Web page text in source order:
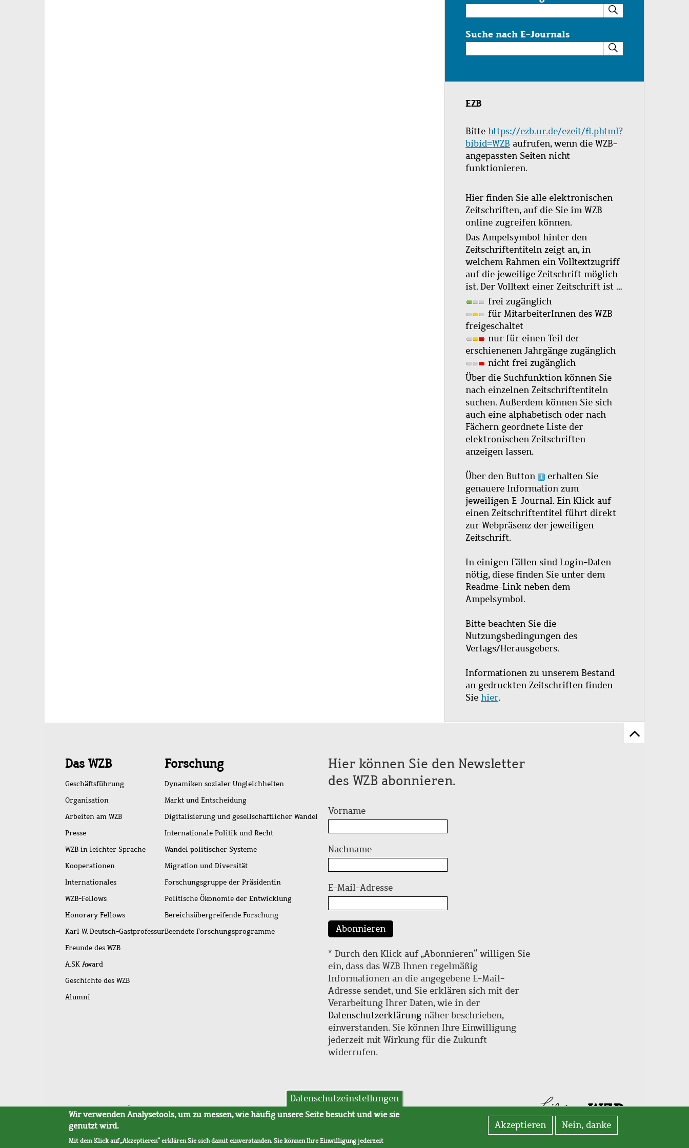
im
Katalog
Suche nach E-Journals
nach
Journals
EZB
Bitte https://ezb.ur.de/ezeit/fl.phtml?
bibid=WZB aufrufen, wenn die WZB-
angepassten Seiten nicht
funktionieren.
Hier finden Sie alle elektronischen
Zeitschriften, auf die Sie im WZB
online zugreifen können.
Das Ampelsymbol hinter den
Zeitschriftentiteln zeigt an, in
welchem Rahmen ein Volltextzugriff
auf die jeweilige Zeitschrift möglich
ist. Der Volltext einer Zeitschrift ist …
frei zugänglich
für MitarbeiterInnen des WZB
freigeschaltet
nur für einen Teil der
erschienenen Jahrgänge zugänglich
nicht frei zugänglich
Über die Suchfunktion können Sie
nach einzelnen Zeitschriftentiteln
suchen. Außerdem können Sie sich
auch eine alphabetisch oder nach
Fächern geordnete Liste der
elektronischen Zeitschriften
anzeigen lassen.
Über den Button
erhalten Sie
genauere Information zum
jeweiligen E-Journal. Ein Klick auf
einen Zeitschriftentitel führt direkt
zur Webpräsenz der jeweiligen
Zeitschrift.
In einigen Fällen sind Login-Daten
nötig, diese finden Sie unter dem
Readme-Link neben dem
Ampelsymbol.
Bitte beachten Sie die
Nutzungsbedingungen des
Verlags/Herausgebers.
Informationen zu unserem Bestand
an gedruckten Zeitschriften finden
Sie hier.
Zum
Schnellzugriff
Das WZB
Geschäftsführung
Organisation
Arbeiten am WZB
Presse
WZB in leichter Sprache
Kooperationen
Internationales
WZB-Fellows
Honorary Fellows
Karl W. Deutsch-Gastprofessur
Freunde des WZB
A.SK Award
Geschichte des WZB
Alumni
Forschung
Dynamiken sozialer Ungleichheiten
Markt und Entscheidung
Digitalisierung und gesellschaftlicher Wandel
Internationale Politik und Recht
Wandel politischer Systeme
Migration und Diversität
Forschungsgruppe der Präsidentin
Politische Ökonomie der Entwicklung
Bereichsübergreifende Forschung
Beendete Forschungsprogramme
Hier können Sie den Newsletter
des WZB abonnieren.
Vorname
Nachname
E-Mail-Adresse
Abonnieren
* Durch den Klick auf „Abonnieren“ willigen Sie
ein, dass das WZB Ihnen regelmäßig
Informationen an die angegebene E-Mail-
Adresse sendet, und Sie erklären sich mit der
Verarbeitung Ihrer Daten, wie in der
Datenschutzerklärung näher beschrieben,
einverstanden. Sie können Ihre Einwilligung
jederzeit mit Wirkung für die Zukunft
widerrufen.
Fußleistenmenü
SitemapBarrierefreiheitImpressumDatenschutzAVB
Datenschutzeinstellungen
Wir verwenden Analysetools, um zu messen, wie häufig unsere Seite besucht und wie sie
genutzt wird.
Mit dem Klick auf „Akzeptieren“ erklären Sie sich damit einverstanden. Sie können Ihre Einwilligung jederzeit
Akzeptieren Nein, danke